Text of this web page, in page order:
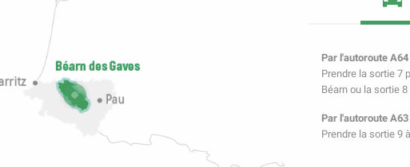
Par l'autoroute
Prendre la sortie 7
Béarn ou la sortie
Par l'autoroute
Prendre la sortie 9